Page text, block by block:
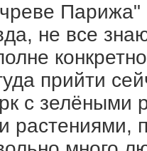
Парижа"
не все
прийти
с зелёными
растениями,